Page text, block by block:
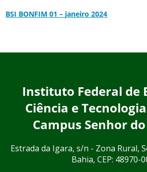
BSI BONFIM 01 – janeiro 2024
Instituto Federal de
Ciência e
Campus Senhor
Estrada da Igara, s/n - Zona Rural,
Bahia, CEP: 48970-